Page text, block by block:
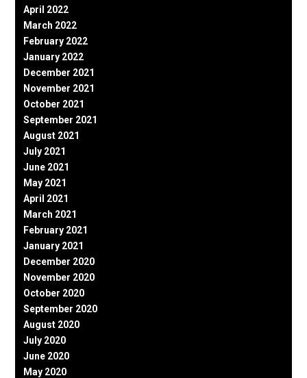
April 2022
March 2022
February 2022
January 2022
December 2021
November 2021
October 2021
September 2021
August 2021
July 2021
June 2021
May 2021
April 2021
March 2021
February 2021
January 2021
December 2020
November 2020
October 2020
September 2020
August 2020
July 2020
June 2020
May 2020